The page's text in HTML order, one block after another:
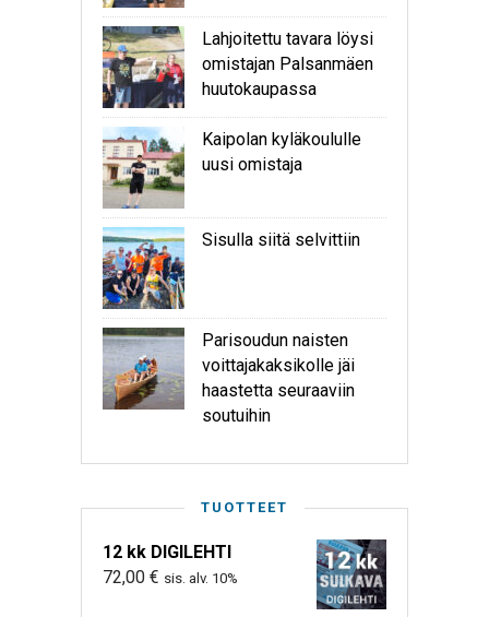
Lahjoitettu tavara löysi
omistajan Palsanmäen
huutokaupassa
Kaipolan kyläkoululle
uusi omistaja
Sisulla siitä selvittiin
Parisoudun naisten
voittajakaksikolle jäi
haastetta seuraaviin
soutuihin
TUOTTEET
12 kk DIGILEHTI
72,00 € sis. alv. 10%